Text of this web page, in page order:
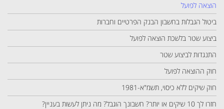
הוצאה לפועל
ביטול הגבלות בחשבון הבנק הפרטיים וחברות
ביצוע שטר בלשכת הוצאה לפועל
התנגדות לביצוע שטר
חוק ההוצאה לפועל
חוק שיקים ללא כיסוי, תשמ"א-1981
חזרו לך 10 שיקים או יותר? חשבונך הוגבל? מה ניתן לעשות בעניין?